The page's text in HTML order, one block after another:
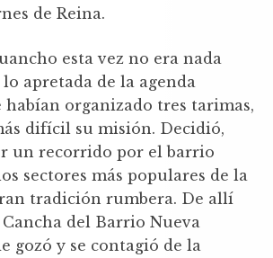
de Reina.
esta vez no era nada
apretada de la agenda
habían organizado tres tarimas,
difícil su misión. Decidió,
un recorrido por el barrio
sectores más populares de la
tradición rumbera. De allí
del Barrio Nueva
gozó y se contagió de la